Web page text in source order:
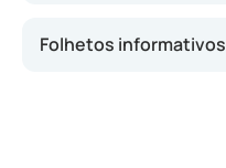
Folhetos informativos